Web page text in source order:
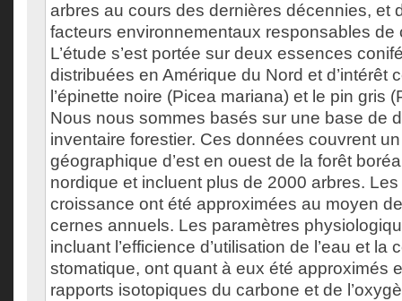
arbres au cours des dernières décennies, et
facteurs environnementaux responsables de
L’étude s’est portée sur deux essences
distribuées en Amérique du Nord et d’intérêt
l’épinette noire (Picea mariana) et le pin gris
Nous nous sommes basés sur une base de
inventaire forestier. Ces données couvrent
géographique d’est en ouest de la forêt
nordique et incluent plus de 2000 arbres.
croissance ont été approximées au moyen
cernes annuels. Les paramètres
incluant l’efficience d’utilisation de l’eau et la
stomatique, ont quant à eux été approximés
rapports isotopiques du carbone et de